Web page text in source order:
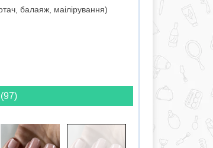
балаяж, маілірування)